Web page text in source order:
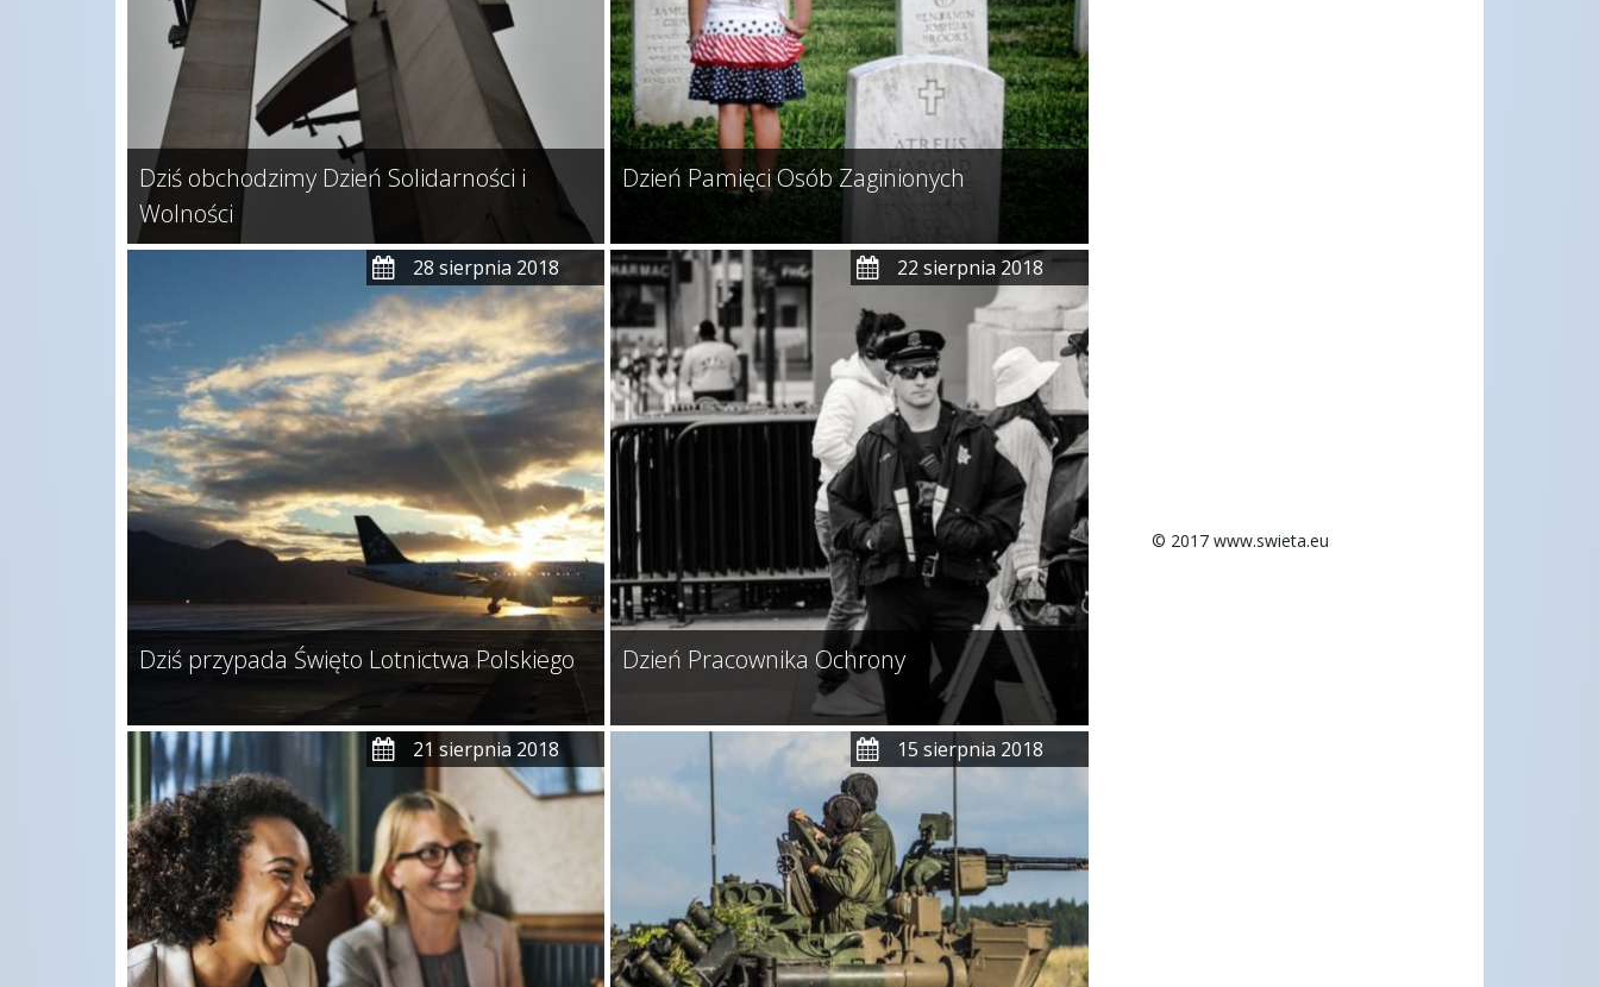
Dziś obchodzimy Dzień Solidarności i
Wolności
Dzień Pamięci Osób Zaginionych
28 sierpnia 2018
Dziś przypada Święto Lotnictwa Polskiego
22 sierpnia 2018
Dzień Pracownika Ochrony
21 sierpnia 2018 15 sierpnia 2018
© 2017 www.swieta.eu